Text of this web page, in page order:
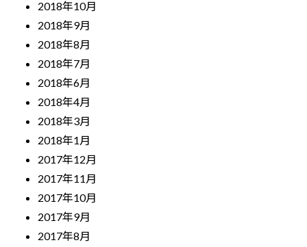
2018年10月
2018年9月
2018年8月
2018年7月
2018年6月
2018年4月
2018年3月
2018年1月
2017年12月
2017年11月
2017年10月
2017年9月
2017年8月